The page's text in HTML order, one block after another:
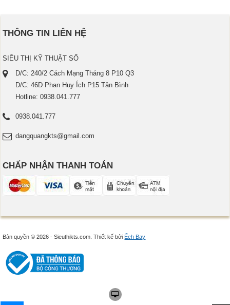
THÔNG TIN LIÊN HỆ
SIÊU THỊ KỸ THUẬT SỐ
D/C: 240/2 Cách Mạng Tháng 8 P10 Q3
D/C: 46D Phan Huy Ích P15 Tân Bình
Hotline: 0938.041.777
0938.041.777
dangquangkts@gmail.com
CHẤP NHẬN THANH TOÁN
Bản quyền © 2026 - Sieuthikts.com.Thiết kế bởi Ếch Bay